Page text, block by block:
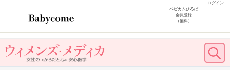
ログイン
ベビカムひろば
会員登録
（無料）